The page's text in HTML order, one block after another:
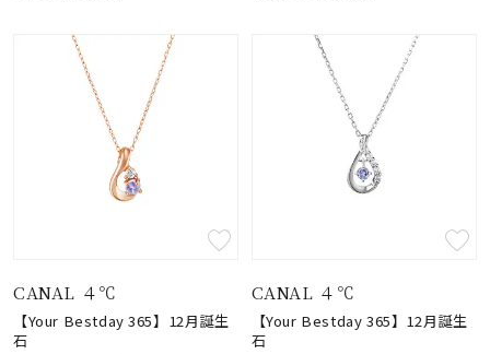
CANAL ４℃
【Your Bestday 365】12月誕生
石
CANAL ４℃
【Your Bestday 365】12月誕生
石